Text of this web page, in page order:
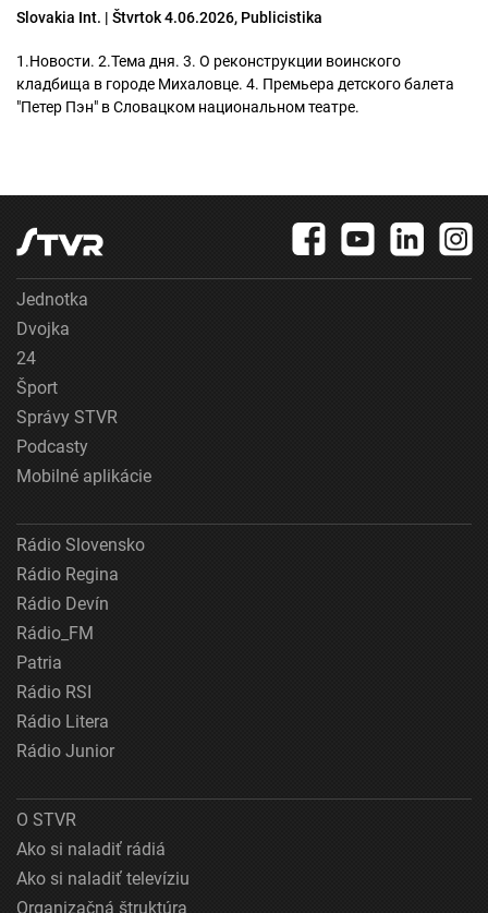
Slovakia Int. | Štvrtok 4.06.2026, Publicistika
1.Новости. 2.Тема дня. 3. О реконструкции воинского
кладбища в городе Михаловце. 4. Премьера детского балета
"Петер Пэн" в Словацком национальном театре.
Jednotka
Dvojka
24
Šport
Správy STVR
Podcasty
Mobilné aplikácie
Rádio Slovensko
Rádio Regina
Rádio Devín
Rádio_FM
Patria
Rádio RSI
Rádio Litera
Rádio Junior
O STVR
Ako si naladiť rádiá
Ako si naladiť televíziu
Organizačná štruktúra